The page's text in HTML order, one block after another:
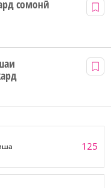
сомонӣ
125